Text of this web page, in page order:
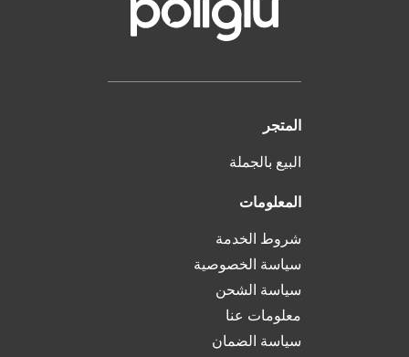
المتجر
البيع بالجملة
المعلومات
شروط الخدمة
سياسة الخصوصية
سياسة الشحن
معلومات عنا
سياسة الضمان